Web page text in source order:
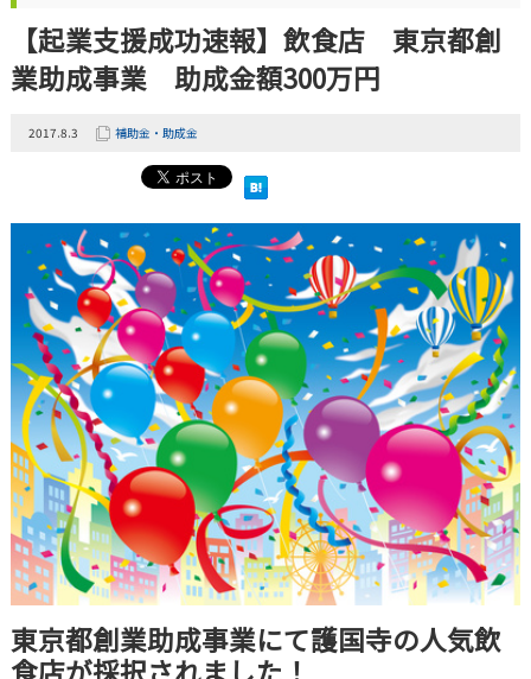
【起業支援成功速報】飲食店 東京都創
業助成事業 助成金額300万円
2017.8.3 補助金・助成金
東京都創業助成事業にて護国寺の人気飲
食店が採択されました！